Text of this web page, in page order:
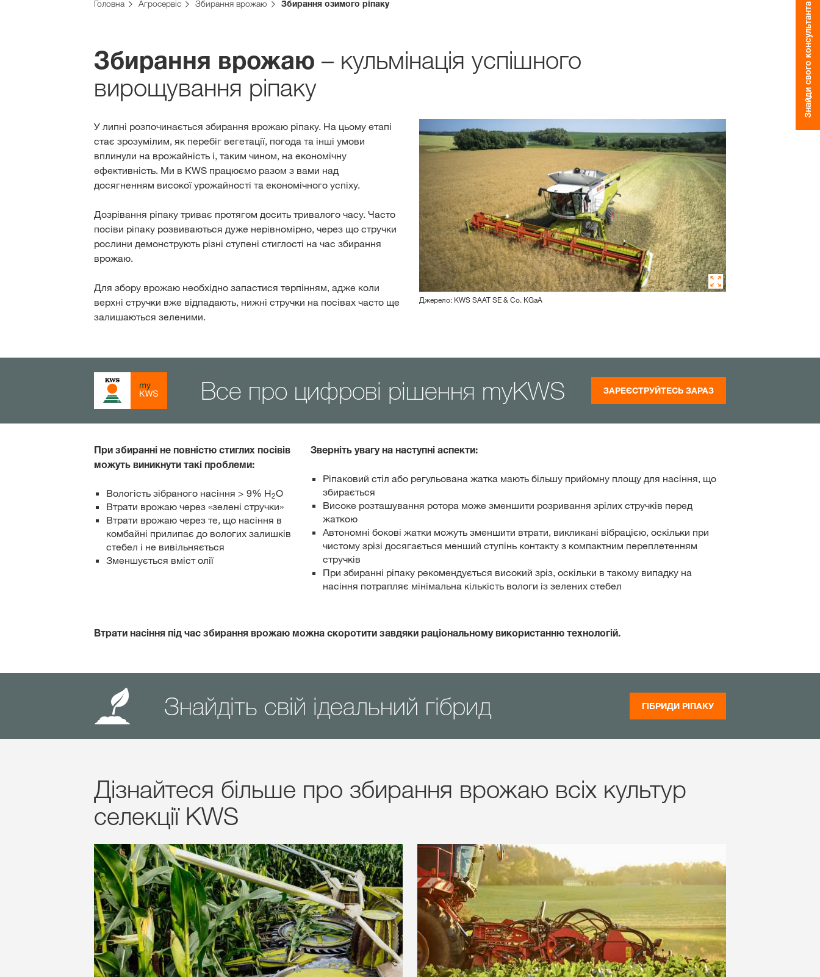
Ініціатива незалежності
Відділ по роботі з
клієнтами
Ексклюзивний контент
ВХІД
ЗАРЕЄСТРУВАТИСЯ
Міжнародна тематика
KWS Group в
kws.com/corp
Головна Агросервіс Збирання врожаю Збирання озимого ріпаку
Збирання врожаю – кульмінація успішного
вирощування ріпаку
У липні розпочинається збирання врожаю ріпаку. На цьому етапі
стає зрозумілим, як перебіг вегетації, погода та інші умови
вплинули на врожайність і, таким чином, на економічну
ефективність. Ми в KWS працюємо разом з вами над
досягненням високої урожайності та економічного успіху.
Дозрівання ріпаку триває протягом досить тривалого часу. Часто
посіви ріпаку розвиваються дуже нерівномірно, через що стручки
рослини демонструють різні ступені стиглості на час збирання
врожаю.
Для збору врожаю необхідно запастися терпінням, адже коли
верхні стручки вже відпадають, нижні стручки на посівах часто ще
залишаються зеленими.
Джерело: KWS SAAT SE & Co. KGaA
Все про цифрові рішення myKWS ЗАРЕЄСТРУЙТЕСЬ ЗАРАЗ
При збиранні не повністю стиглих посівів
можуть виникнути такі проблеми:
Вологість зібраного насіння > 9% H2O
Втрати врожаю через «зелені стручки»
Втрати врожаю через те, що насіння в
комбайні прилипає до вологих залишків
стебел і не вивільняється
Зменшується вміст олії
Зверніть увагу на наступні аспекти:
Ріпаковий стіл або регульована жатка мають більшу прийомну площу для насіння, що
збирається
Високе розташування ротора може зменшити розривання зрілих стручків перед
жаткою
Автономні бокові жатки можуть зменшити втрати, викликані вібрацією, оскільки при
чистому зрізі досягається менший ступінь контакту з компактним переплетенням
стручків
При збиранні ріпаку рекомендується високий зріз, оскільки в такому випадку на
насіння потрапляє мінімальна кількість вологи із зелених стебел
Втрати насіння під час збирання врожаю можна скоротити завдяки раціональному використанню технологій.
Знайдіть свій ідеальний гібрид ГІБРИДИ РІПАКУ
Дізнайтеся більше про збирання врожаю всіх культур
селекції KWS
Знайди свого консультанта